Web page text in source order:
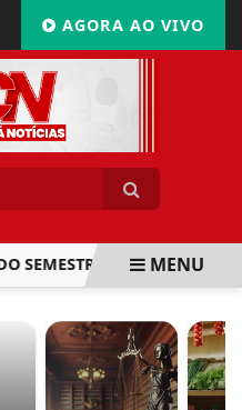
AGORA AO VIVO
SEMESTRE PROJETO
MENU